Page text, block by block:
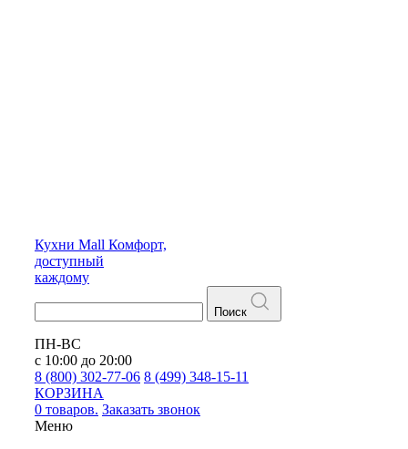
Кухни Mall Комфорт,
доступный
каждому
Поиск
ПН-ВС
с 10:00 до 20:00
8 (800) 302-77-06 8 (499) 348-15-11
КОРЗИНА
0 товаров. Заказать звонок
Меню